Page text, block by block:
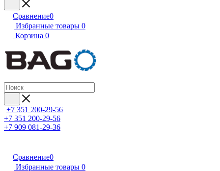
Сравнение0
Избранные товары 0
Корзина 0
+7 351 200-29-56
+7 351 200-29-56
+7 909 081-29-36
Сравнение0
Избранные товары 0